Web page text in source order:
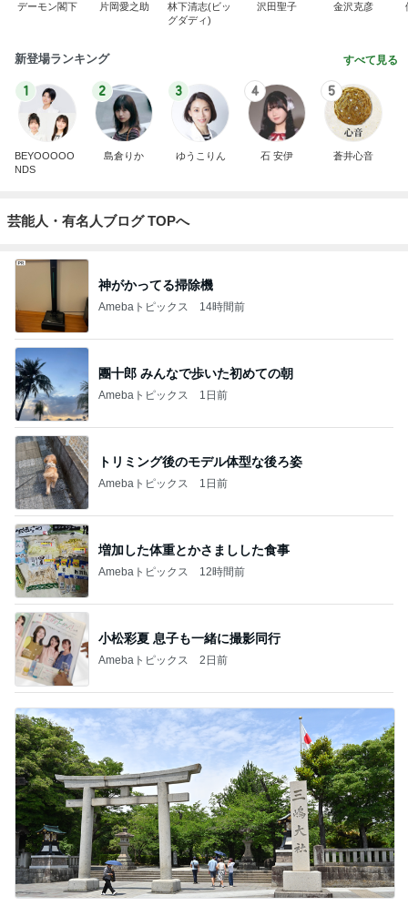
デーモン閣下 片岡愛之助
林下清志(ビッ
グダディ)
沢田聖子 金沢克彦
新登場ランキング すべて見る
1
BEYOOOOO
NDS
2
島倉りか
3
ゆうこりん
4
石 安伊
5
蒼井心音
芸能人・有名人ブログ TOPへ
神がかってる掃除機
Amebaトピックス 14時間前
團十郎 みんなで歩いた初めての朝
Amebaトピックス 1日前
トリミング後のモデル体型な後ろ姿
Amebaトピックス 1日前
増加した体重とかさましした食事
Amebaトピックス 12時間前
小松彩夏 息子も一緒に撮影同行
Amebaトピックス 2日前